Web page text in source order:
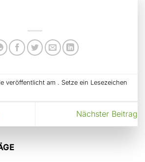
veröffentlicht am . Setze ein Lesezeichen
Nächster Beitrag